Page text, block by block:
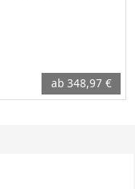
ab 348,97 €